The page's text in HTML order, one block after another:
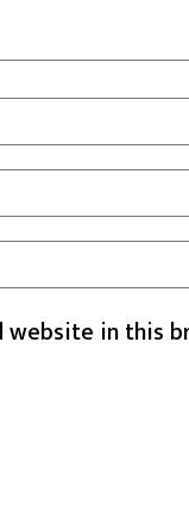
website in this